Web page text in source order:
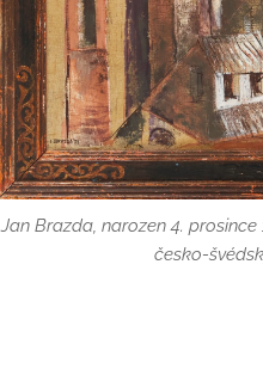
Jan Brazda, narozen 4. prosince
česko-